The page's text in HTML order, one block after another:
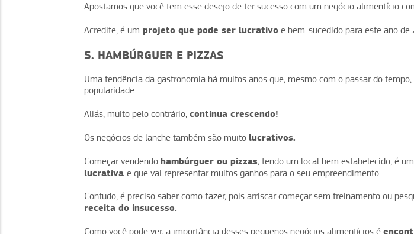
Apostamos que você tem esse desejo de ter sucesso com um negócio alimentício
Acredite, é um projeto que pode ser lucrativo e bem-sucedido para este ano de
5. HAMBÚRGUER E PIZZAS
Uma tendência da gastronomia há muitos anos que, mesmo com o passar do tempo,
popularidade.
Aliás, muito pelo contrário, continua crescendo!
Os negócios de lanche também são muito lucrativos.
Começar vendendo hambúrguer ou pizzas, tendo um local bem estabelecido, é
lucrativa e que vai representar muitos ganhos para o seu empreendimento.
Contudo, é preciso saber como fazer, pois arriscar começar sem treinamento ou
receita do insucesso.
Como você pode ver, a importância desses pequenos negócios alimentícios é